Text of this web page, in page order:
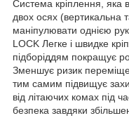
Система кріплення, яка
двох осях (вертикальна
маніпулювати однією
LOCK Легке і швидке
підборіддям покращує
Зменшує ризик
тим самим підвищує
від літаючих комах під
безпека завдяки